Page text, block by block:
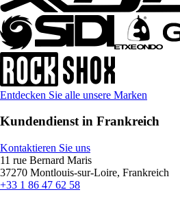
Entdecken Sie alle unsere Marken
Kundendienst in Frankreich
Kontaktieren Sie uns
11 rue Bernard Maris
37270 Montlouis-sur-Loire, Frankreich
+33 1 86 47 62 58